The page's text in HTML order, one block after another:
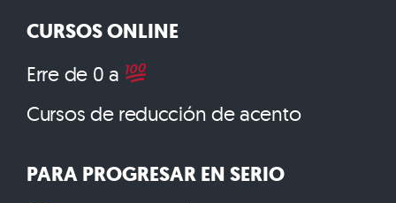
CURSOS ONLINE
Erre de 0 a
Cursos de reducción de acento
PARA PROGRESAR EN SERIO